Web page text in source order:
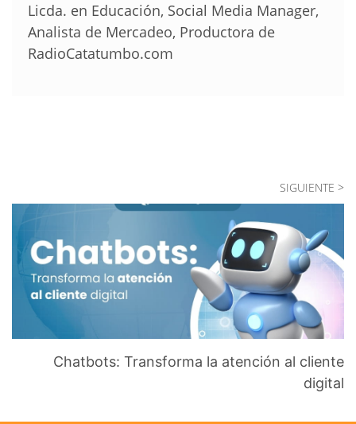
Licda. en Educación, Social Media Manager,
Analista de Mercadeo, Productora de
RadioCatatumbo.com
SIGUIENTE >
Chatbots: Transforma la atención al cliente
digital